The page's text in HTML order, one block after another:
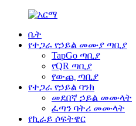
ቤት
የተጋራ የኃይል መሙያ ጣቢያ
TapGo ጣቢያ
የQR ጣቢያ
የውጪ ጣቢያ
የተጋራ የኃይል ባንክ
መደበኛ ኃይል መሙላት
ፈጣን ባትሪ መሙላት
የኪራይ ሶፍትዌር